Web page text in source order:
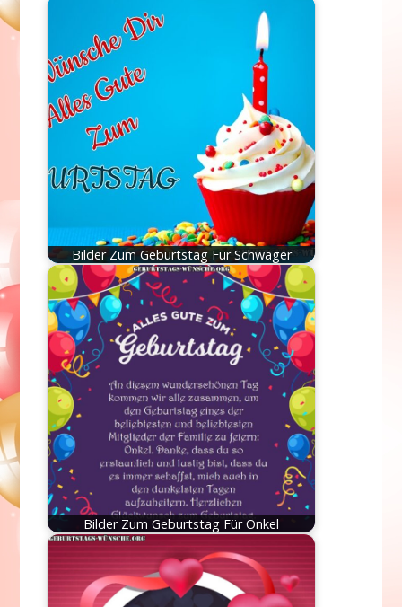
Bilder Zum Geburtstag Für Schwager
Bilder Zum Geburtstag Für Onkel